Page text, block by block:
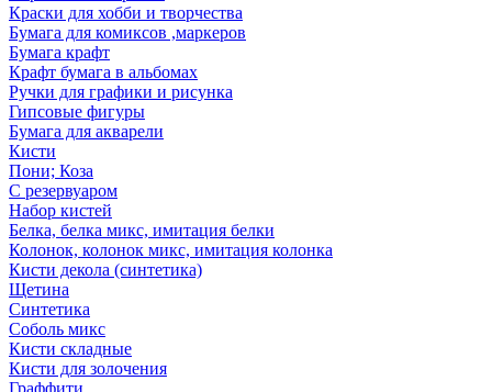
Краски для хобби и творчества
Бумага для комиксов ,маркеров
Бумага крафт
Крафт бумага в альбомах
Ручки для графики и рисунка
Гипсовые фигуры
Бумага для акварели
Кисти
Пони; Коза
С резервуаром
Набор кистей
Белка, белка микс, имитация белки
Колонок, колонок микс, имитация колонка
Кисти декола (синтетика)
Щетина
Синтетика
Соболь микс
Кисти складные
Кисти для золочения
Граффити